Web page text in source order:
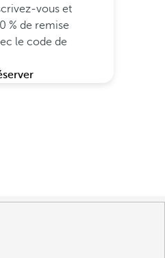
vous et
% de remise
le code de